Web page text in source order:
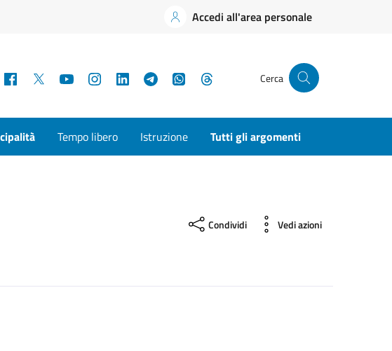
Accedi all'area personale
Facebook YouTubeInstagramLinkedInTelegramWhatsApp Cerca
Tempo libero Istruzione Tutti gli argomenti
Condividi Vedi azioni